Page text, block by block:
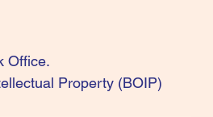
Office.
Property (BOIP)